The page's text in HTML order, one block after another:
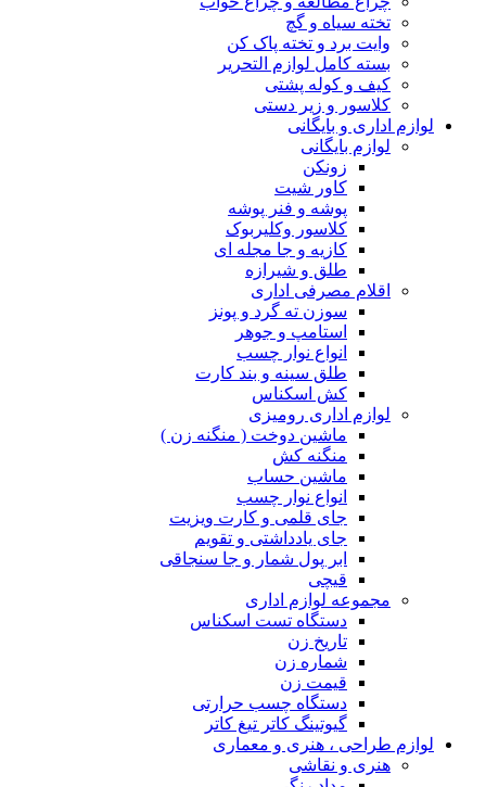
تخته سیاه و گچ
وایت برد و تخته پاک کن
بسته کامل لوازم التحریر
کیف و کوله پشتی
کلاسور و زیر دستی
لوازم اداری و بایگانی
لوازم بایگانی
زونکن
کاور شیت
پوشه و فنر پوشه
کلاسور وکلیربوک
کازیه و جا مجله ای
طلق و شیرازه
اقلام مصرفی اداری
سوزن ته گرد و پونز
استامپ و جوهر
انواع نوار چسب
طلق سینه و بند کارت
کش اسکناس
لوازم اداری رومیزی
ماشین دوخت ( منگنه زن )
منگنه کش
ماشین حساب
انواع نوار چسب
جای قلمی و کارت ویزیت
جای یادداشتی و تقویم
ابر پول شمار و جا سنجاقی
قیچی
مجموعه لوازم اداری
دستگاه تست اسکناس
تاریخ زن
شماره زن
قیمت زن
دستگاه چسب حرارتی
گیوتینگ کاتر تیغ کاتر
لوازم طراحی ، هنری و معماری
هنری و نقاشی